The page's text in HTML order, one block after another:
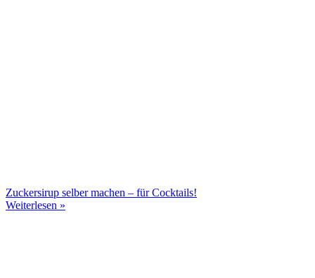
Zuckersirup selber machen – für Cocktails!
Weiterlesen »